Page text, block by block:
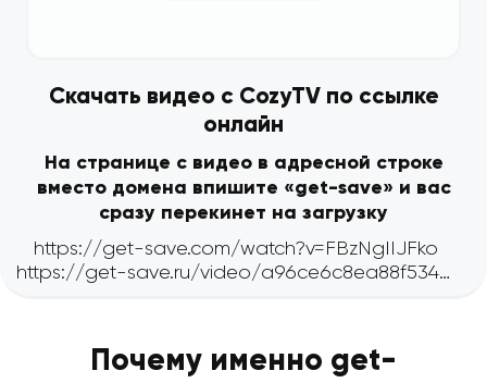
Скачать видео с CozyTV по ссылке
онлайн
На странице с видео в адресной строке
вместо домена впишите «get-save» и вас
сразу перекинет на загрузку
Почему именно get-